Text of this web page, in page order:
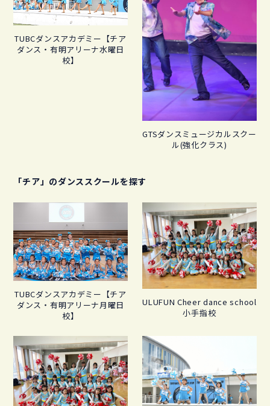
TUBCダンスアカデミー【チア
ダンス・有明アリーナ水曜日
校】
GTSダンスミュージカルスクー
ル(強化クラス)
「チア」のダンススクールを探す
TUBCダンスアカデミー【チア
ダンス・有明アリーナ月曜日
校】
ULUFUN Cheer dance school
小手指校